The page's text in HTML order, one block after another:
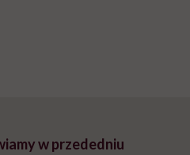
w przededniu